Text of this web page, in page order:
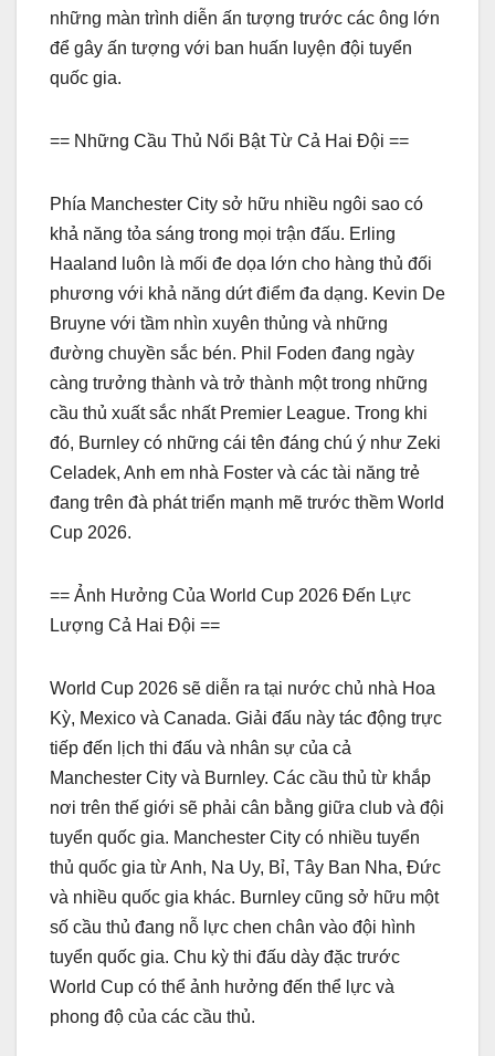
những màn trình diễn ấn tượng trước các ông lớn
để gây ấn tượng với ban huấn luyện đội tuyển
quốc gia.
== Những Cầu Thủ Nổi Bật Từ Cả Hai Đội ==
Phía Manchester City sở hữu nhiều ngôi sao có
khả năng tỏa sáng trong mọi trận đấu. Erling
Haaland luôn là mối đe dọa lớn cho hàng thủ đối
phương với khả năng dứt điểm đa dạng. Kevin De
Bruyne với tầm nhìn xuyên thủng và những
đường chuyền sắc bén. Phil Foden đang ngày
càng trưởng thành và trở thành một trong những
cầu thủ xuất sắc nhất Premier League. Trong khi
đó, Burnley có những cái tên đáng chú ý như Zeki
Celadek, Anh em nhà Foster và các tài năng trẻ
đang trên đà phát triển mạnh mẽ trước thềm World
Cup 2026.
== Ảnh Hưởng Của World Cup 2026 Đến Lực
Lượng Cả Hai Đội ==
World Cup 2026 sẽ diễn ra tại nước chủ nhà Hoa
Kỳ, Mexico và Canada. Giải đấu này tác động trực
tiếp đến lịch thi đấu và nhân sự của cả
Manchester City và Burnley. Các cầu thủ từ khắp
nơi trên thế giới sẽ phải cân bằng giữa club và đội
tuyển quốc gia. Manchester City có nhiều tuyển
thủ quốc gia từ Anh, Na Uy, Bỉ, Tây Ban Nha, Đức
và nhiều quốc gia khác. Burnley cũng sở hữu một
số cầu thủ đang nỗ lực chen chân vào đội hình
tuyển quốc gia. Chu kỳ thi đấu dày đặc trước
World Cup có thể ảnh hưởng đến thể lực và
phong độ của các cầu thủ.